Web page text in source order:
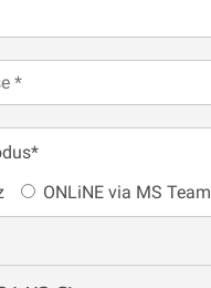
*
ONLiNE via MS